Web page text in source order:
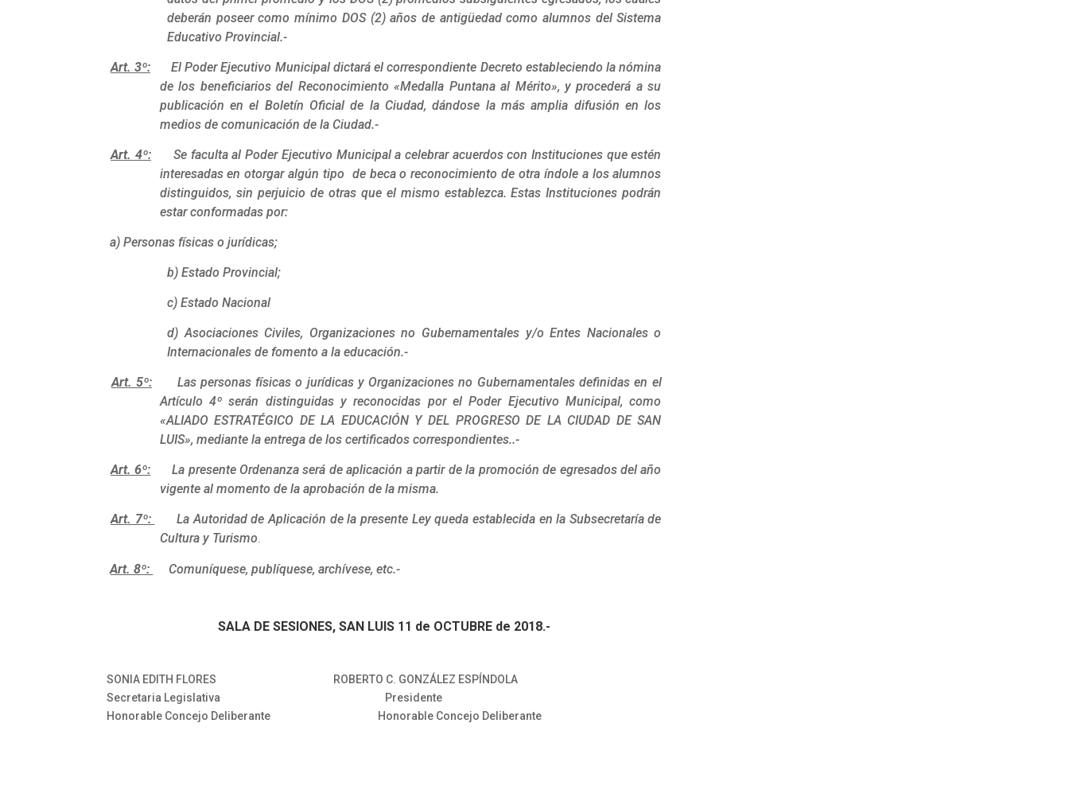
deberán poseer como mínimo DOS (2) años de antigüedad como alumnos del Sistema
Educativo Provincial.-
Art. 3º:
El Poder Ejecutivo Municipal dictará el correspondiente Decreto estableciendo la nómina
de los beneficiarios del Reconocimiento «Medalla Puntana al Mérito», y procederá a su
publicación en el Boletín Oficial de la Ciudad, dándose la más amplia difusión en los
medios de comunicación de la Ciudad.-
Art. 4º:
Se faculta al Poder Ejecutivo Municipal a celebrar acuerdos con Instituciones que estén
interesadas en otorgar algún tipo de beca o reconocimiento de otra índole a los alumnos
distinguidos, sin perjuicio de otras que el mismo establezca. Estas Instituciones podrán
estar conformadas por:
a) Personas físicas o jurídicas;
b) Estado Provincial;
c) Estado Nacional
d) Asociaciones Civiles, Organizaciones no Gubernamentales y/o Entes Nacionales o
Internacionales de fomento a la educación.-
Art. 5º:
Las personas físicas o jurídicas y Organizaciones no Gubernamentales definidas en el
Artículo 4º serán distinguidas y reconocidas por el Poder Ejecutivo Municipal, como
«ALIADO ESTRATÉGICO DE LA EDUCACIÓN Y DEL PROGRESO DE LA CIUDAD DE SAN
LUIS», mediante la entrega de los certificados correspondientes..-
Art. 6º:
La presente Ordenanza será de aplicación a partir de la promoción de egresados del año
vigente al momento de la aprobación de la misma.
Art. 7º:
La Autoridad de Aplicación de la presente Ley queda establecida en la Subsecretaría de
Cultura y Turismo
Art. 8º: Comuníquese, publíquese, archívese, etc.-
SALA DE SESIONES, SAN LUIS 11 de OCTUBRE de 2018.-
SONIA EDITH FLORES ROBERTO C. GONZÁLEZ ESPÍNDOLA
Secretaria Legislativa Presidente
Honorable Concejo Deliberante Honorable Concejo Deliberante